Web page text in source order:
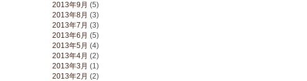
2013年9月 (5)
2013年8月 (3)
2013年7月 (3)
2013年6月 (5)
2013年5月 (4)
2013年4月 (2)
2013年3月 (1)
2013年2月 (2)